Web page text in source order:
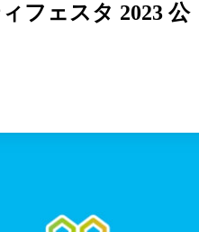
フェスタ 2023 公